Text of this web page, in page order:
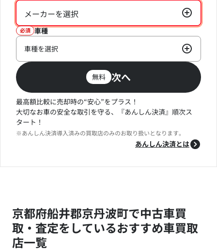
メーカーを選択
必須 車種
車種を選択
無料 次へ
最高額比較に売却時の“安心”をプラス！
大切なお車の安全な取引を守る、『あんしん決済』順次ス
タート！
※あんしん決済導入済みの買取店のみのお取り扱いとなります。
あんしん決済とは
京都府船井郡京丹波町で中古車買
取・査定をしているおすすめ車買取
店一覧